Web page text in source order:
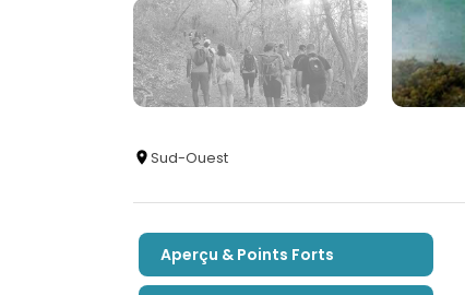
Sud-Ouest
Aperçu & Points Forts